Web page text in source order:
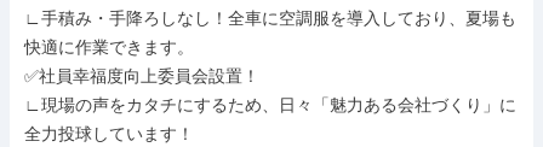
∟手積み・手降ろしなし！全車に空調服を導入しており、夏場も
快適に作業できます。
✅社員幸福度向上委員会設置！
∟現場の声をカタチにするため、日々「魅力ある会社づくり」に
全力投球しています！